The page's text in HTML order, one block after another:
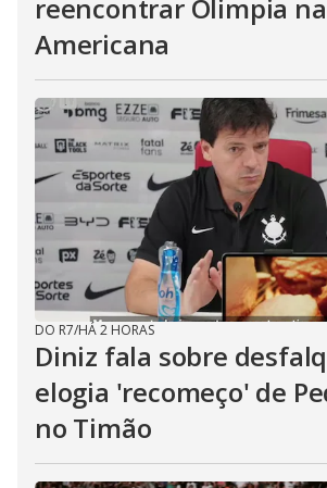
reencontrar Olimpia
Americana
DO R7/HÁ 2 HORAS
Diniz fala sobre
elogia 'recomeço' de
no Timão